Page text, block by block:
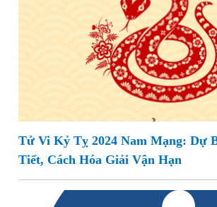
Tử Vi Kỷ Tỵ 2024 Nam Mạng: Dự
Tiết, Cách Hóa Giải Vận Hạn